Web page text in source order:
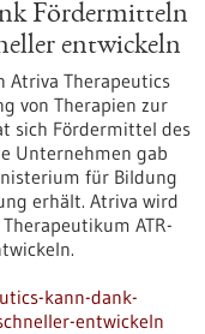
Fördermitteln
entwickeln
Atriva Therapeutics
von Therapien zur
sich Fördermittel des
Unternehmen gab
für Bildung
erhält. Atriva wird
ATR-
kann-dank-
entwickeln